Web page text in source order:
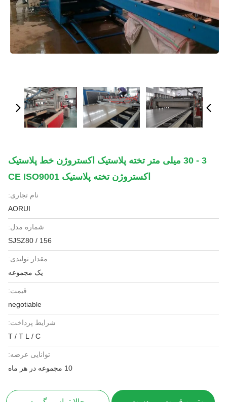
3 - 30 میلی متر تخته پلاستیک اکستروژن خط پلاستیک
اکستروژن تخته پلاستیک CE ISO9001
نام تجاری:
AORUI
شماره مدل:
SJSZ80 / 156
مقدار تولیدی:
یک مجموعه
قیمت:
negotiable
شرایط پرداخت:
T / T L / C
توانایی عرضه:
10 مجموعه در هر ماه